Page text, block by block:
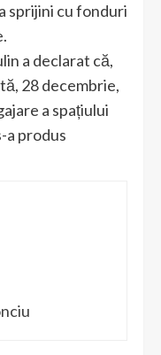
sprijini cu fonduri
a declarat că,
28 decembrie,
a spațiului
a produs